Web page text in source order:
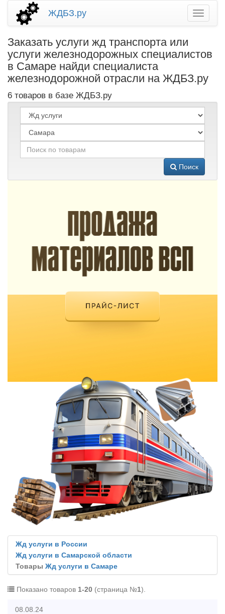
ЖДБЗ.ру
Заказать услуги жд транспорта или
услуги железнодорожных специалистов
в Самаре найди специалиста
железнодорожной отрасли на ЖДБЗ.ру
6 товаров в базе ЖДБЗ.ру
Поиск
Жд услуги в России
Жд услуги в Самарской области
Товары Жд услуги в Самаре
Показано товаров 1-20 (страница №1).
08.08.24